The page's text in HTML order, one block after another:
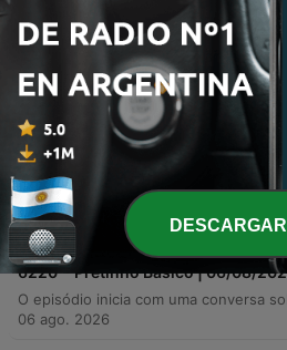
Episodios
6222
Pretinho Básico | 07/08/
Fagundes
07 ago. 2026
6221 - Pretinho Básico | 07/08/
07 ago. 2026
6220 - Pretinho Básico | 06/08/
06 ago. 2026